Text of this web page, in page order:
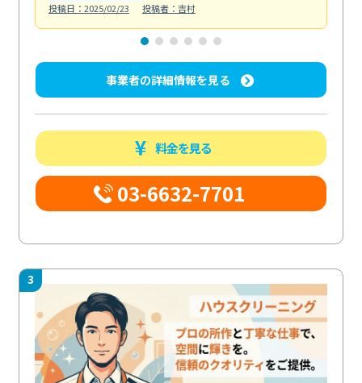
投稿日：2025/02/23
投稿者：吉村
事業者の詳細情報を見る
料金を見る
03-6632-7701
3